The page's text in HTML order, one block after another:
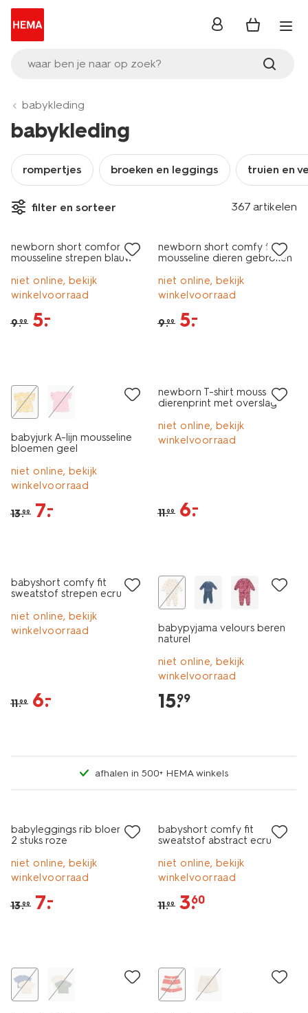
waar ben je naar op zoek?
inloggen
babykleding
babykleding
rompertjes broeken en leggings truien en
filter en sorteer 367 artikelen
sale
newborn short comfort fit
mousseline strepen blauw
niet online, bekijk
winkelvoorraad
9.99 5.
–
newborn short comfy fit
mousseline dieren gebroken
niet online, bekijk
winkelvoorraad
9.99 5.
–
babyjurk A-lijn mousseline
bloemen geel
niet online, bekijk
winkelvoorraad
13.99 7.
–
newborn T-shirt mousseline
dierenprint met overslag
niet online, bekijk
winkelvoorraad
11.99 6.
–
babyshort comfy fit
sweatstof strepen ecru
niet online, bekijk
winkelvoorraad
11.99 6.
–
babypyjama velours beren
naturel
niet online, bekijk
winkelvoorraad
15.
99
afhalen in 500+ HEMA winkels
babyleggings rib bloemen -
2 stuks roze
niet online, bekijk
winkelvoorraad
13.99 7.
–
babyshort comfy fit
sweatstof abstract ecru
niet online, bekijk
winkelvoorraad
11.99 3.
60